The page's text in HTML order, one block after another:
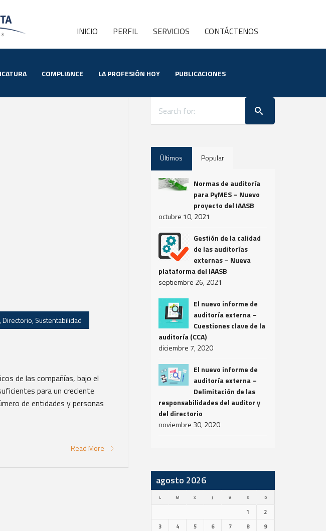
INICIO PERFIL SERVICIOS CONTÁCTENOS
COMPLIANCE LA PROFESIÓN HOY PUBLICACIONES
,Directorio,Sustentabilidad
de las compañías, bajo el
para un creciente
de entidades y personas
Read More
Últimos Popular
Normas de auditoría
para PyMES – Nuevo
proyecto del IAASB
octubre 10, 2021
Gestión de la calidad
de las auditorías
externas – Nueva
plataforma del IAASB
septiembre 26, 2021
El nuevo informe de
auditoría externa –
Cuestiones clave de la
auditoría (CCA)
diciembre 7, 2020
El nuevo informe de
auditoría externa –
Delimitación de las
responsabilidades del auditor y
del directorio
noviembre 30, 2020
agosto 2026
L M X J V S D
1
2
3
4 5 6 7 8
9